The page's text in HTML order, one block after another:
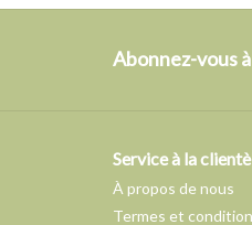
Abonnez-vous
Service à la
À propos de nous
Termes et